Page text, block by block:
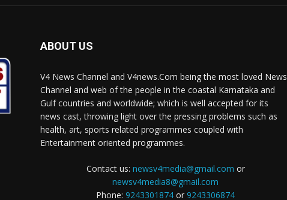
ABOUT US
V4 News Channel and V4news.Com being the most loved News
Channel and web of the people in the coastal Karnataka and
Gulf countries and worldwide; which is well accepted for its
news cast, throwing light over the pressing problems such as
health, art, sports related programmes coupled with
Entertainment oriented programmes.
Contact us: newsv4media@gmail.com or
newsv4media8@gmail.com
Phone: 9243301874 or 9243306874